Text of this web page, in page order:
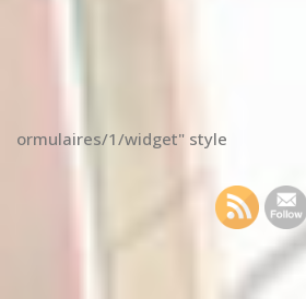
ormulaires/1/widget" style